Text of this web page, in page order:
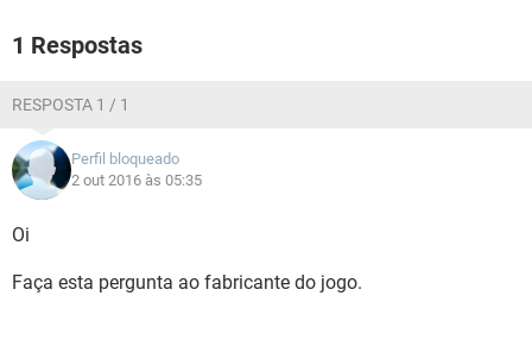
1 Respostas
RESPOSTA 1 / 1
Perfil bloqueado
2 out 2016 às 05:35
Oi
Faça esta pergunta ao fabricante do jogo.